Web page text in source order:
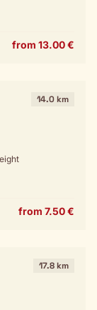
from 13.00 €
14.0 km
from 7.50 €
17.8 km